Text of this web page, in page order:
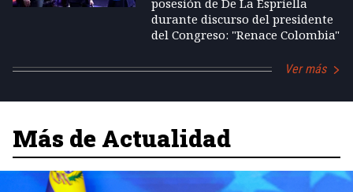
posesión de De La Espriella
durante discurso del presidente
del Congreso: "Renace Colombia"
Ver más
Más de Actualidad